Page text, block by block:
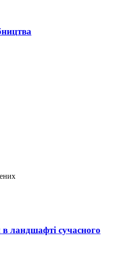
ландшафті сучасного